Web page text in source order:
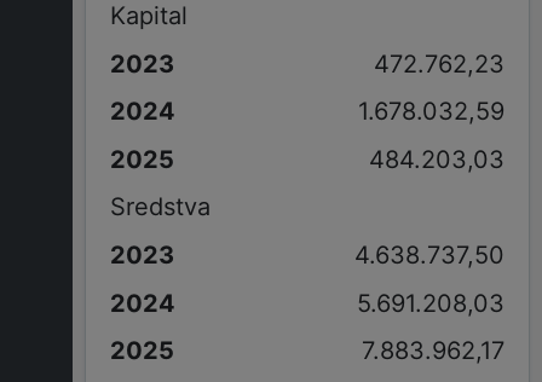
Kapital
472.762,23
1.678.032,59
484.203,03
Sredstva
4.638.737,50
5.691.208,03
7.883.962,17